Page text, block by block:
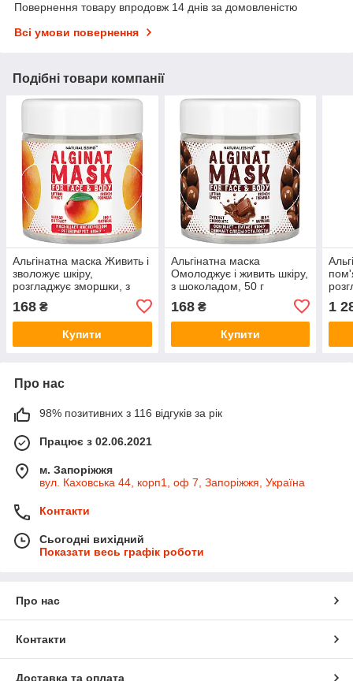
Повернення товару впродовж 14 днів за домовленістю
Всі умови повернення
Подібні товари компанії
Альгінатна маска Живить і
зволожує шкіру,
розгладжує зморшки, з
168 ₴
Купити
Альгінатна маска
Омолоджує і живить шкіру,
з шоколадом, 50 г
168₴
Купити
1
Про нас
98% позитивних з 116 відгуків за рік
Працює з 02.06.2021
м. Запоріжжя
вул. Каховська 44, корп1, оф 7, Запоріжжя, Україна
Контакти
Сьогодні вихідний
Показати весь графік роботи
Про нас
Контакти
Доставка та оплата